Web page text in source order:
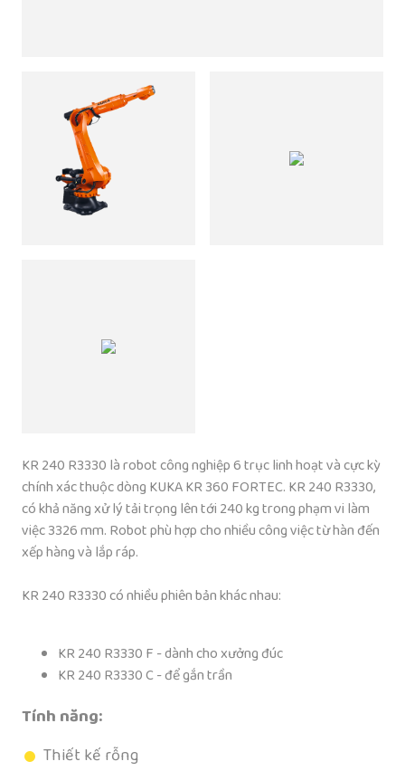
KR 240 R3330 là robot công nghiệp 6 trục linh hoạt và cực kỳ
chính xác thuộc dòng KUKA KR 360 FORTEC. KR 240 R3330,
có khả năng xử lý tải trọng lên tới 240 kg trong phạm vi làm
việc 3326 mm. Robot phù hợp cho nhiều công việc từ hàn đến
xếp hàng và lắp ráp.
KR 240 R3330 có nhiều phiên bản khác nhau:
KR 240 R3330 F - dành cho xưởng đúc
KR 240 R3330 C - để gắn trần
Tính năng:
Thiết kế rỗng